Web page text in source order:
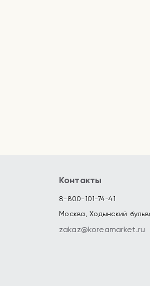
Контакты
8-800-101-74-41
Москва, Ходынский
zakaz@koreamarket.ru